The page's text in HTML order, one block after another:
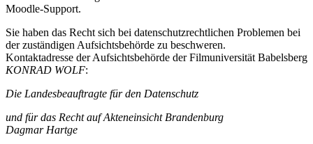
Moodle-Support.
Sie haben das Recht sich bei datenschutzrechtlichen Problemen bei
der zuständigen Aufsichtsbehörde zu beschweren.
Kontaktadresse der Aufsichtsbehörde der Filmuniversität Babelsberg
KONRAD WOLF:
Die Landesbeauftragte für den Datenschutz
und für das Recht auf Akteneinsicht Brandenburg
Dagmar Hartge